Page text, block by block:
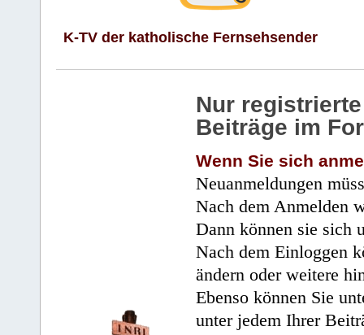
K-TV der katholische Fernsehsender
Nur
Beiträge im
Wenn Sie sich
Neuanmeldungen
Nach dem Anmelden
Dann können sie sich
Nach dem Einloggen
ändern oder weitere
Ebenso können Sie
unter jedem Ihrer